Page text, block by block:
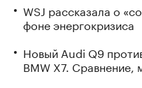
WSJ рассказала о
фоне энергокризиса
Новый Audi Q9
BMW X7. Сравнение,